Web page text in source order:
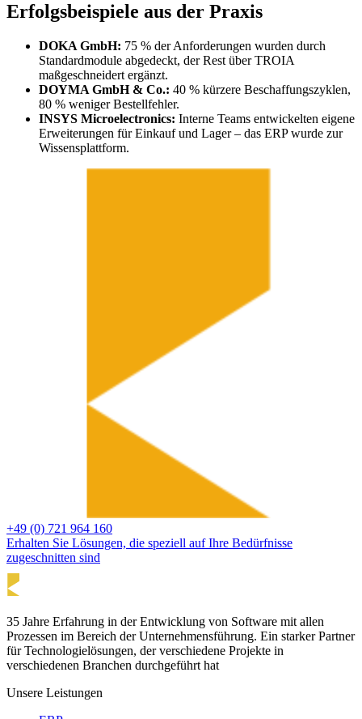
Erfolgsbeispiele aus der Praxis
DOKA GmbH: 75 % der Anforderungen wurden durch
Standardmodule abgedeckt, der Rest über TROIA
maßgeschneidert ergänzt.
DOYMA GmbH & Co.: 40 % kürzere Beschaffungszyklen,
80 % weniger Bestellfehler.
INSYS Microelectronics: Interne Teams entwickelten eigene
Erweiterungen für Einkauf und Lager – das ERP wurde zur
Wissensplattform.
+49 (0) 721 964 160
Erhalten Sie Lösungen, die speziell auf Ihre Bedürfnisse
zugeschnitten sind
35 Jahre Erfahrung in der Entwicklung von Software mit allen
Prozessen im Bereich der Unternehmensführung. Ein starker Partner
für Technologielösungen, der verschiedene Projekte in
verschiedenen Branchen durchgeführt hat
Unsere Leistungen